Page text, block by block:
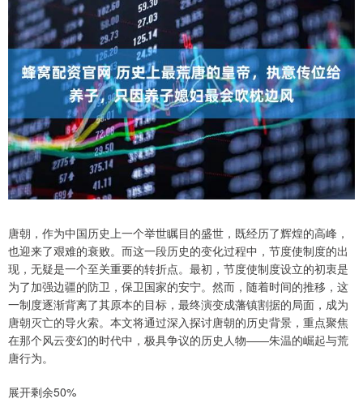
唐朝，作为中国历史上一个举世瞩目的盛世，既经历了辉煌的高峰，
也迎来了艰难的衰败。而这一段历史的变化过程中，节度使制度的出
现，无疑是一个至关重要的转折点。最初，节度使制度设立的初衷是
为了加强边疆的防卫，保卫国家的安宁。然而，随着时间的推移，这
一制度逐渐背离了其原本的目标，最终演变成藩镇割据的局面，成为
唐朝灭亡的导火索。本文将通过深入探讨唐朝的历史背景，重点聚焦
在那个风云变幻的时代中，极具争议的历史人物——朱温的崛起与荒
唐行为。
展开剩余50%